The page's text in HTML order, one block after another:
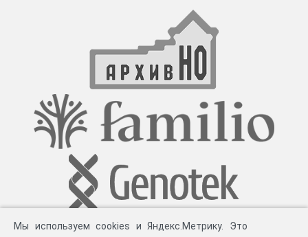
Мы используем cookies и Яндекс.Метрику. Это